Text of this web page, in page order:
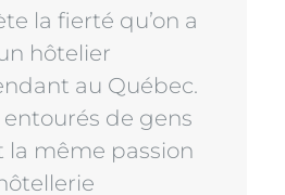
hôtelier
au Québec.
entourés de gens
la même passion
qui ont la